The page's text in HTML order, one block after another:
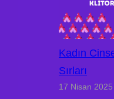
Kadın
Sırları
17 Nisan 2025